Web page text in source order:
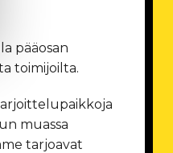
pääosan
toimijoilta.
muassa
tarjoavat